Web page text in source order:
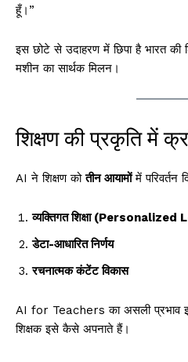
हूँ।”
इस छोटे से उदाहरण में छिपा है भारत की
मशीन का सार्थक मिलन।
शिक्षण की प्रकृति में
AI ने शिक्षण कोतीन आयामोंमें परिवर्तन
व्यक्तिगत शिक्षा (Personalized
डेटा-आधारित निर्णय
रचनात्मक कंटेंट विकास
AI for Teachers का असली प्रभाव
शिक्षक इसे कैसे अपनाते हैं।